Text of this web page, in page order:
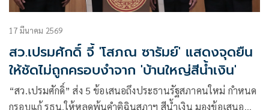
17 มีนาคม 2569
สว.เปรมศักดิ์ จี้ 'โสภณ ซารัมย์' แสดงจุดยืน
ให้ชัดไม่ถูกครอบงำจาก 'บ้านใหญ่สีน้ำเงิน'
“สว.เปรมศักดิ์” ส่ง 5 ข้อเสนอถึงประธานรัฐสภาคนใหม่ กำหนด
กรอบแก้ รธน.ให้หลุดพ้นคำติฉินสภาฯ สีน้ำเงิน มองข้อเสนอ